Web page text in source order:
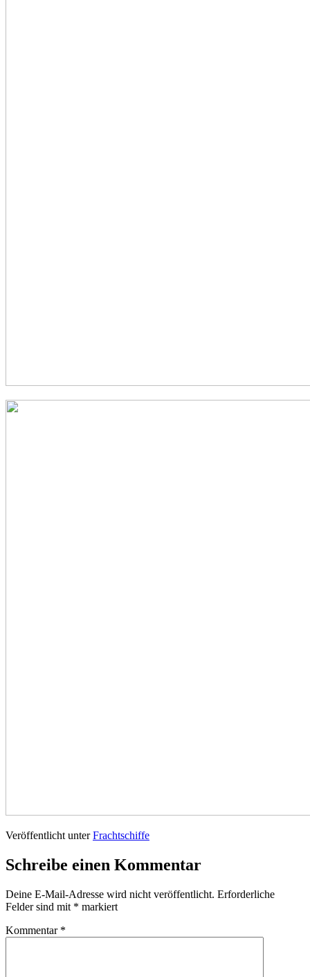
Veröffentlicht unter Frachtschiffe
Schreibe einen Kommentar
Deine E-Mail-Adresse wird nicht veröffentlicht. Erforderliche
Felder sind mit * markiert
Kommentar *